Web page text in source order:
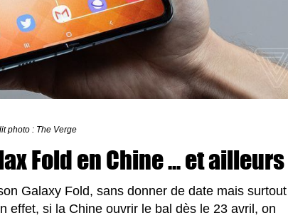
photo : The Verge
Fold en Chine ... et ailleurs
Galaxy Fold, sans donner de date mais surtout
effet, si la Chine ouvrir le bal dès le 23 avril, on